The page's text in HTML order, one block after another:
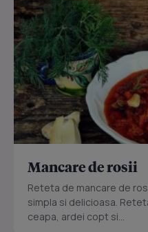
Mancare de rosii
Reteta de mancare de
simpla si delicioasa.
ceapa, ardei copt si...